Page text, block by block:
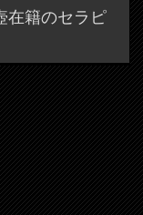
在籍のセラピ